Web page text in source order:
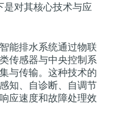
是对其核心技术与应
能排水系统通过物联
传感器与中央控制系
与传输。这种技术的
知、自诊断、自调节
应速度和故障处理效